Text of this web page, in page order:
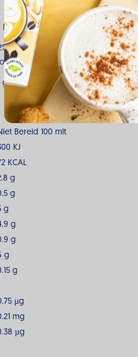
allerlekkerst. Goed schudden.
(water, gepelde SOJABONEN
(gellangom), zuurteregelaar
geen: Melk, Gluten Onbekend:
Bereid 100 mlt
KJ
KCAL
g
g
g
g
g
g
g
µg
mg
µg